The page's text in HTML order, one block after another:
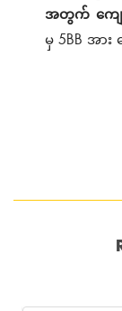
အတွက် ကျေး
မှ 5BB အား